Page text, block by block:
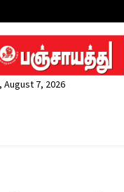
August 7, 2026